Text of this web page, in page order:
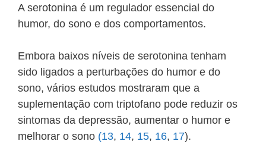
A serotonina é um regulador essencial do
humor, do sono e dos comportamentos.
Embora baixos níveis de serotonina tenham
sido ligados a perturbações do humor e do
sono, vários estudos mostraram que a
suplementação com triptofano pode reduzir os
sintomas da depressão, aumentar o humor e
melhorar o sono (13, 14, 15, 16, 17).